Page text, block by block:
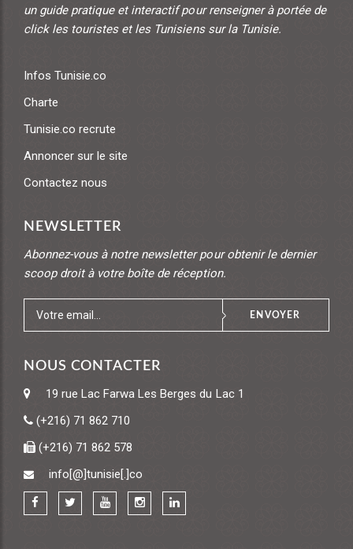
un guide pratique et interactif pour renseigner à portée de
click les touristes et les Tunisiens sur la Tunisie.
Infos Tunisie.co
Charte
Tunisie.co recrute
Annoncer sur le site
Contactez nous
NEWSLETTER
Abonnez-vous à notre newsletter pour obtenir le dernier
scoop droit à votre boîte de réception.
ENVOYER
NOUS CONTACTER
19 rue Lac Farwa Les Berges du Lac 1
(+216) 71 862 710
(+216) 71 862 578
info[@]tunisie[.]co